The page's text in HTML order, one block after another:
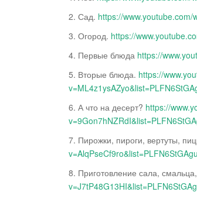
2. Сад. https://
3. Огород. https://
4. Первые блюда https://
5. Вторые блюда. https://
6. А что на десерт? https://
7. Пирожки, пироги, вертуты,
8. Приготовление сала,